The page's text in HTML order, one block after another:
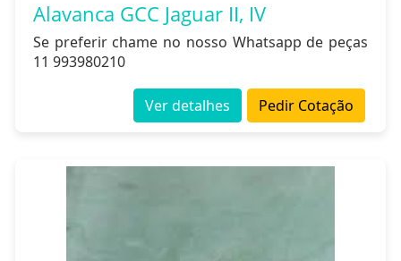
Alavanca GCC Jaguar II, IV
Se preferir chame no nosso Whatsapp de peças
11 993980210
Pedir Cotação
Ver detalhes